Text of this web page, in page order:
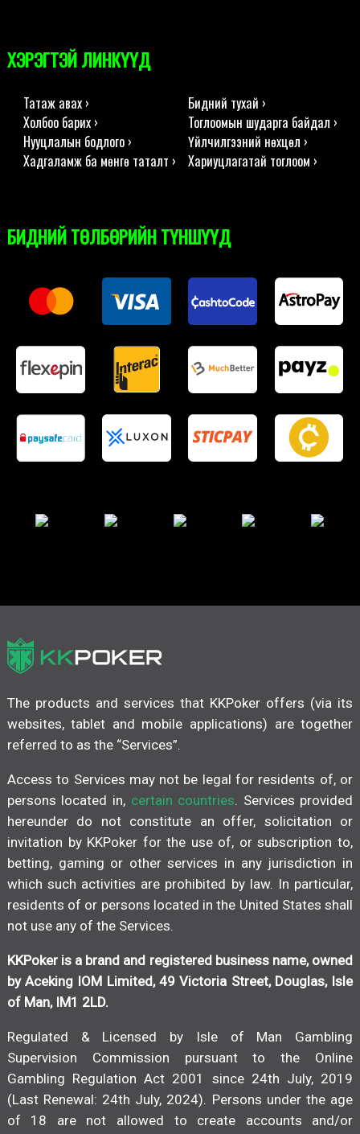
ХЭРЭГТЭЙ ЛИНКҮҮД
Татаж авах ›
Бидний тухай ›
Холбоо барих ›
Тоглоомын шударга байдал ›
Нууцлалын бодлого ›
Үйлчилгээний нөхцөл ›
Хадгаламж ба мөнгө таталт ›
Хариуцлагатай тоглоом ›
БИДНИЙ ТӨЛБӨРИЙН ТҮНШҮҮД
The products and services that KKPoker offers (via its
websites, tablet and mobile applications) are together
referred to as the “Services”.
Access to Services may not be legal for residents of, or
persons located in, certain countries . Services provided
hereunder do not constitute an offer, solicitation or
invitation by KKPoker for the use of, or subscription to,
betting, gaming or other services in any jurisdiction in
which such activities are prohibited by law. In particular,
residents of or persons located in the United States shall
not use any of the Services.
KKPoker is a brand and registered business name, owned
by Aceking IOM Limited, 49 Victoria Street, Douglas, Isle
of Man, IM1 2LD.
Regulated & Licensed by Isle of Man Gambling
Supervision Commission pursuant to the Online
Gambling Regulation Act 2001 since 24th July, 2019
(Last Renewal: 24th July, 2024). Persons under the age
of 18 are not allowed to create accounts and/or